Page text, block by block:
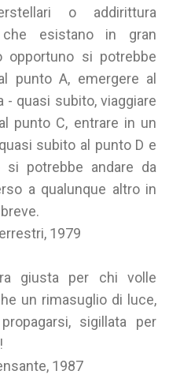
o addirittura
che esistano in gran
opportuno si potrebbe
punto A, emergere al
- quasi subito, viaggiare
punto C, entrare in un
subito al punto D e
potrebbe andare da
a qualunque altro in
1979
giusta per chi volle
un rimasuglio di luce,
sigillata per
1987